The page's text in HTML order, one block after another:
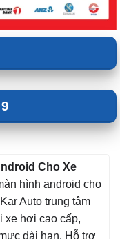
Cho Xe
hình android cho
Auto trung tâm
xe hơi cao cấp,
dài hạn. Hỗ trợ